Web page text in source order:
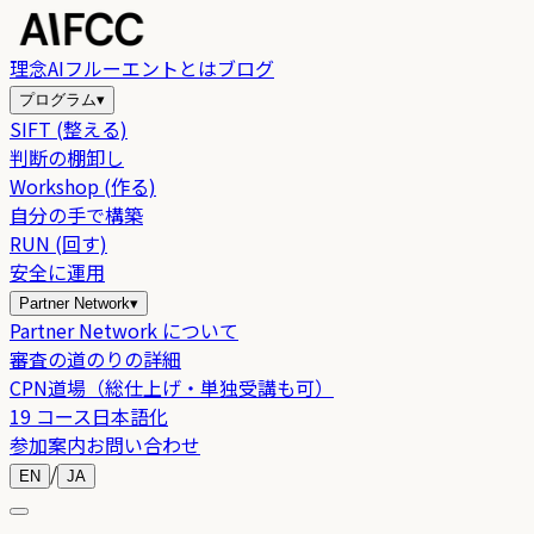
理念AIフルーエントとはブログ
プログラム▾
SIFT (整える)
判断の棚卸し
Workshop (作る)
自分の手で構築
RUN (回す)
安全に運用
Partner Network▾
Partner Network について
審査の道のりの詳細
CPN道場（総仕上げ・単独受講も可）
19 コース日本語化
参加案内お問い合わせ
EN / JA